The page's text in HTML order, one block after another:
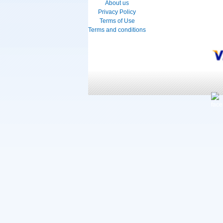
About us
Privacy Policy
Terms of Use
Terms and conditions